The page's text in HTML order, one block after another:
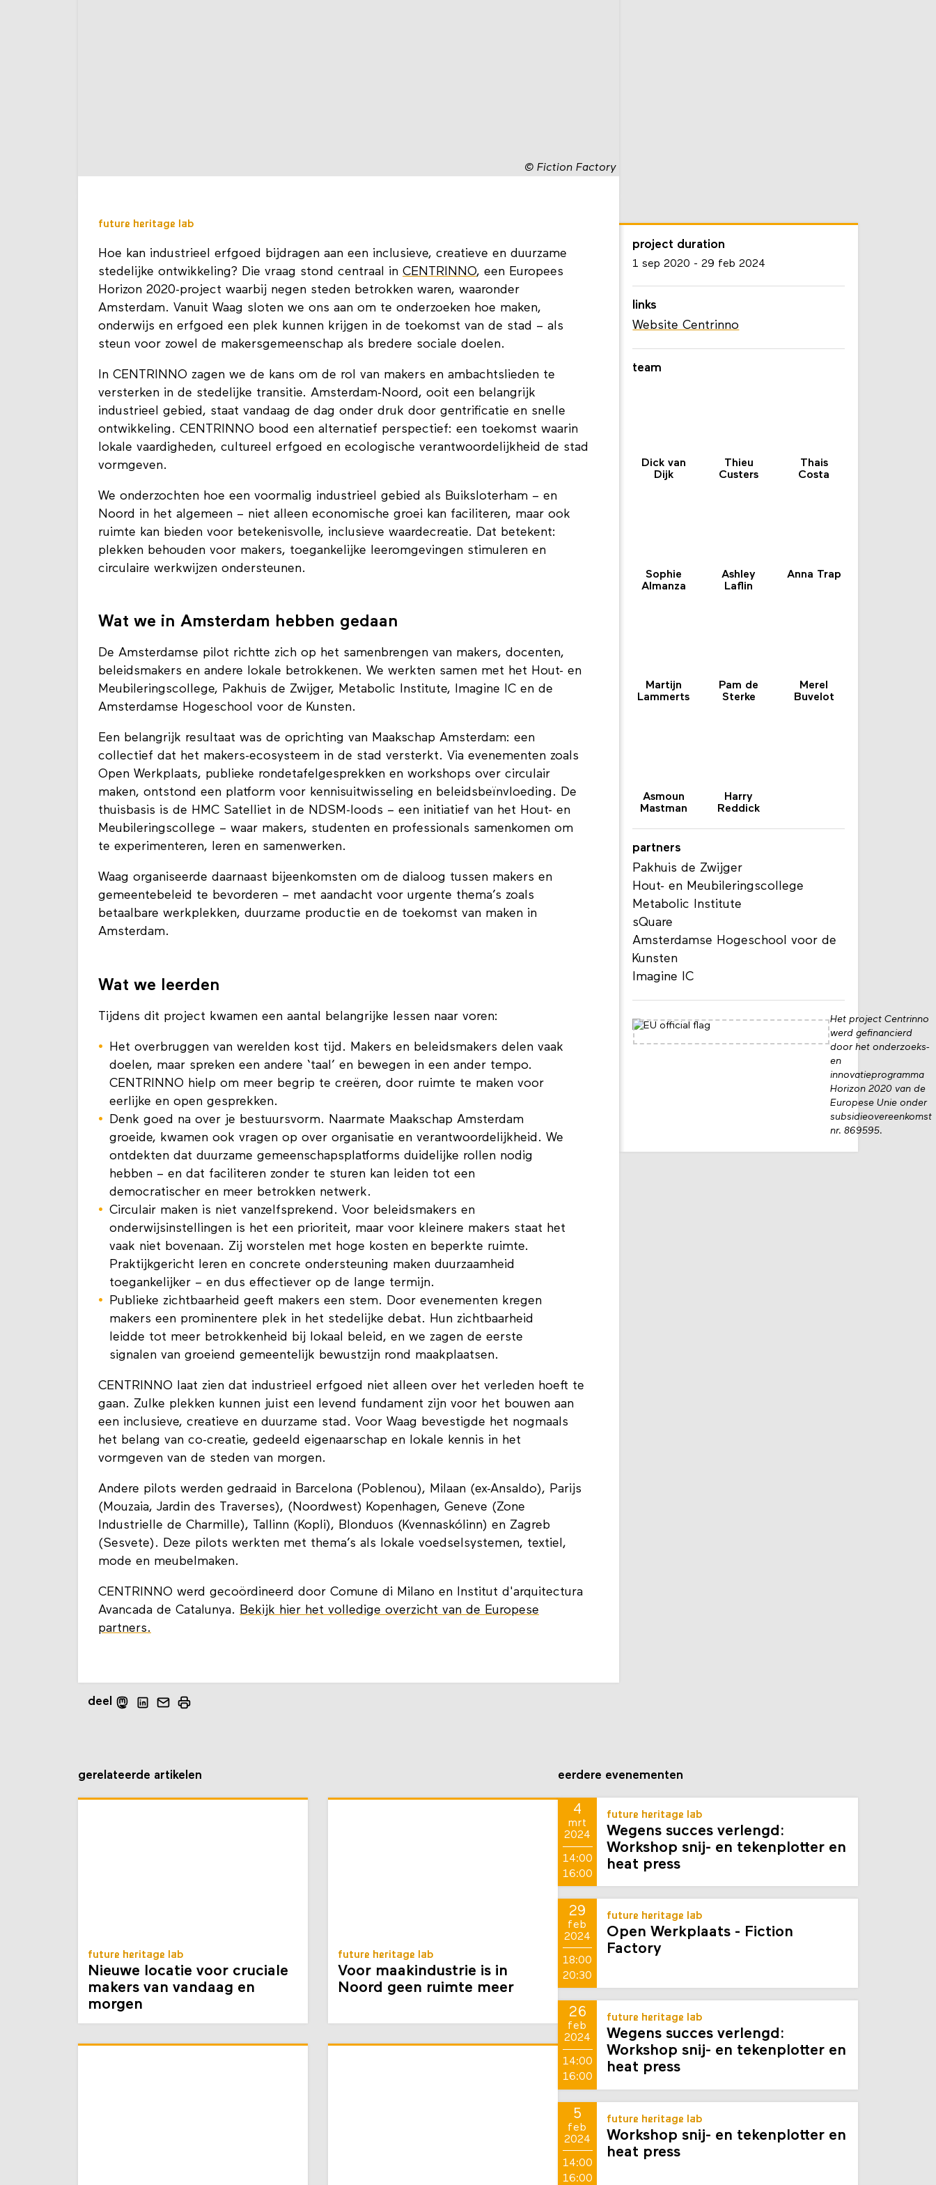
©Fiction Factory
future heritage lab
Hoe kan industrieel erfgoed bijdragen aan een inclusieve, creatieve en duurzame
stedelijke ontwikkeling? Die vraag stond centraal in CENTRINNO, een Europees
Horizon 2020-project waarbij negen steden betrokken waren, waaronder
Amsterdam. Vanuit Waag sloten we ons aan om te onderzoeken hoe maken,
onderwijs en erfgoed een plek kunnen krijgen in de toekomst van de stad – als
steun voor zowel de makersgemeenschap als bredere sociale doelen.
In CENTRINNO zagen we de kans om de rol van makers en ambachtslieden te
versterken in de stedelijke transitie. Amsterdam-Noord, ooit een belangrijk
industrieel gebied, staat vandaag de dag onder druk door gentrificatie en snelle
ontwikkeling. CENTRINNO bood een alternatief perspectief: een toekomst waarin
lokale vaardigheden, cultureel erfgoed en ecologische verantwoordelijkheid de stad
vormgeven.
We onderzochten hoe een voormalig industrieel gebied als Buiksloterham – en
Noord in het algemeen – niet alleen economische groei kan faciliteren, maar ook
ruimte kan bieden voor betekenisvolle, inclusieve waardecreatie. Dat betekent:
plekken behouden voor makers, toegankelijke leeromgevingen stimuleren en
circulaire werkwijzen ondersteunen.
Wat we in Amsterdam hebben gedaan
De Amsterdamse pilot richtte zich op het samenbrengen van makers, docenten,
beleidsmakers en andere lokale betrokkenen. We werkten samen met het Hout- en
Meubileringscollege, Pakhuis de Zwijger, Metabolic Institute, Imagine IC en de
Amsterdamse Hogeschool voor de Kunsten.
Een belangrijk resultaat was de oprichting van Maakschap Amsterdam: een
collectief dat het makers-ecosysteem in de stad versterkt. Via evenementen zoals
Open Werkplaats, publieke rondetafelgesprekken en workshops over circulair
maken, ontstond een platform voor kennisuitwisseling en beleidsbeïnvloeding. De
thuisbasis is de HMC Satelliet in de NDSM-loods – een initiatief van het Hout- en
Meubileringscollege – waar makers, studenten en professionals samenkomen om
te experimenteren, leren en samenwerken.
Waag organiseerde daarnaast bijeenkomsten om de dialoog tussen makers en
gemeentebeleid te bevorderen – met aandacht voor urgente thema’s zoals
betaalbare werkplekken, duurzame productie en de toekomst van maken in
Amsterdam.
Wat we leerden
Tijdens dit project kwamen een aantal belangrijke lessen naar voren:
Het overbruggen van werelden kost tijd. Makers en beleidsmakers delen vaak
doelen, maar spreken een andere ‘taal’ en bewegen in een ander tempo.
CENTRINNO hielp om meer begrip te creëren, door ruimte te maken voor
eerlijke en open gesprekken.
Denk goed na over je bestuursvorm. Naarmate Maakschap Amsterdam
groeide, kwamen ook vragen op over organisatie en verantwoordelijkheid. We
ontdekten dat duurzame gemeenschapsplatforms duidelijke rollen nodig
hebben – en dat faciliteren zonder te sturen kan leiden tot een
democratischer en meer betrokken netwerk.
Circulair maken is niet vanzelfsprekend. Voor beleidsmakers en
onderwijsinstellingen is het een prioriteit, maar voor kleinere makers staat het
vaak niet bovenaan. Zij worstelen met hoge kosten en beperkte ruimte.
Praktijkgericht leren en concrete ondersteuning maken duurzaamheid
toegankelijker – en dus effectiever op de lange termijn.
Publieke zichtbaarheid geeft makers een stem. Door evenementen kregen
makers een prominentere plek in het stedelijke debat. Hun zichtbaarheid
leidde tot meer betrokkenheid bij lokaal beleid, en we zagen de eerste
signalen van groeiend gemeentelijk bewustzijn rond maakplaatsen.
CENTRINNO laat zien dat industrieel erfgoed niet alleen over het verleden hoeft te
gaan. Zulke plekken kunnen juist een levend fundament zijn voor het bouwen aan
een inclusieve, creatieve en duurzame stad. Voor Waag bevestigde het nogmaals
het belang van co-creatie, gedeeld eigenaarschap en lokale kennis in het
vormgeven van de steden van morgen.
Andere pilots werden gedraaid in Barcelona (Poblenou), Milaan (ex-Ansaldo), Parijs
(Mouzaia, Jardin des Traverses), (Noordwest) Kopenhagen, Geneve (Zone
Industrielle de Charmille), Tallinn (Kopli), Blonduos (Kvennaskólinn) en Zagreb
(Sesvete). Deze pilots werkten met thema’s als lokale voedselsystemen, textiel,
mode en meubelmaken.
CENTRINNO werd gecoördineerd door Comune di Milano en Institut d'arquitectura
Avancada de Catalunya. Bekijk hier het volledige overzicht van de Europese
partners.
deel
project duration
1 sep 2020 -29 feb 2024
links
Website Centrinno
team
Dick van
Dijk
Thieu
Custers
Thais
Costa
Sophie
Almanza
Ashley
Laflin
Anna Trap
Martijn
Lammerts
Pam de
Sterke
Merel
Buvelot
Asmoun
Mastman
Harry
Reddick
partners
Pakhuis de Zwijger
Hout- en Meubileringscollege
Metabolic Institute
sQuare
Amsterdamse Hogeschool voor de
Kunsten
Imagine IC
Het project Centrinno
werd gefinancierd
door het onderzoeks-
en
innovatieprogramma
Horizon 2020 van de
Europese Unie onder
subsidieovereenkomst
nr. 869595.
gerelateerde artikelen
future heritage lab
Nieuwe locatie voor cruciale
makers van vandaag en
morgen
future heritage lab
Voor maakindustrie is in
Noord geen ruimte meer
eerdere evenementen
4
mrt
2024
14:00
16:00
future heritage lab
Wegens succes verlengd:
Workshop snij- en tekenplotter en
heat press
29
feb
2024
18:00
20:30
future heritage lab
Open Werkplaats - Fiction
Factory
26
feb
2024
14:00
16:00
future heritage lab
Wegens succes verlengd:
Workshop snij- en tekenplotter en
heat press
5
feb
2024
14:00
16:00
future heritage lab
Workshop snij- en tekenplotter en
heat press